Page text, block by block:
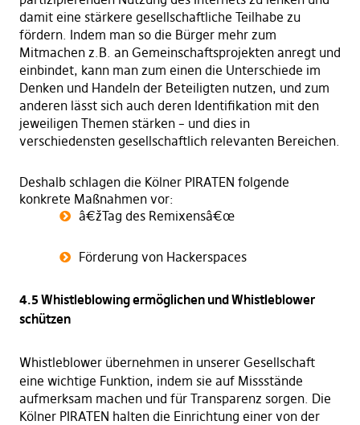
damit eine stärkere gesellschaftliche Teilhabe zu
fördern. Indem man so die Bürger mehr zum
Mitmachen z.B. an Gemeinschaftsprojekten anregt und
einbindet, kann man zum einen die Unterschiede im
Denken und Handeln der Beteiligten nutzen, und zum
anderen lässt sich auch deren Identifikation mit den
jeweiligen Themen stärken – und dies in
verschiedensten gesellschaftlich relevanten Bereichen.
Deshalb schlagen die Kölner PIRATEN folgende
konkrete Maßnahmen vor:
â€žTag des Remixensâ€œ
Förderung von Hackerspaces
4.5 Whistleblowing ermöglichen und Whistleblower
schützen
Whistleblower übernehmen in unserer Gesellschaft
eine wichtige Funktion, indem sie auf Missstände
aufmerksam machen und für Transparenz sorgen. Die
Kölner PIRATEN halten die Einrichtung einer von der